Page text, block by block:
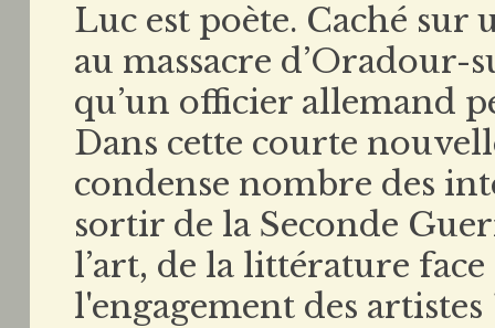
Luc est poète. Caché sur
au massacre
qu’un officier allemand
Dans cette courte
condense nombre des
sortir de la Seconde
l’art, de la littérature
l'engagement des artistes